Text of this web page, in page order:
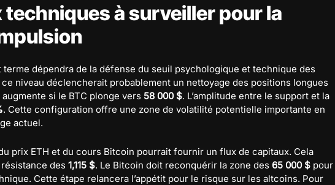
techniques à surveiller pour la
terme dépendra de la défense du seuil psychologique et technique des
ce niveau déclencherait probablement un nettoyage des positions longues
si le BTC plonge vers 58 000 $. L’amplitude entre le support et la
. Cette configuration offre une zone de volatilité potentielle importante en
actuel.
prix ETH et du cours Bitcoin pourrait fournir un flux de capitaux. Cela
des 1,115 $. Le Bitcoin doit reconquérir la zone des 65 000 $ pour
Cette étape relancera l’appétit pour le risque sur les altcoins. Pour